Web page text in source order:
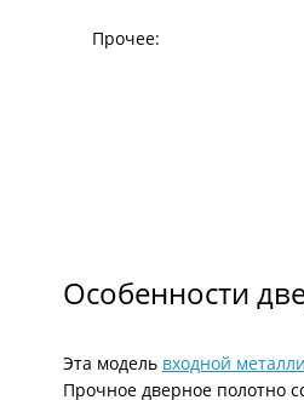
Прочее:
Особенности
Эта модель входной
Прочное дверное полотно